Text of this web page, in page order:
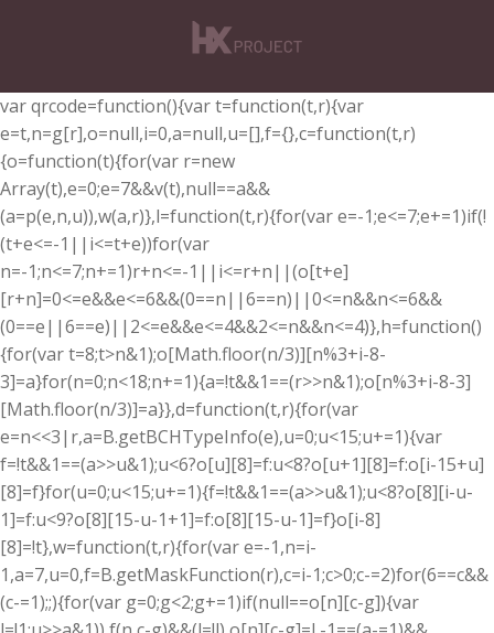
var qrcode=function(){var t=function(t,r){var
e=t,n=g[r],o=null,i=0,a=null,u=[],f={},c=function(t,r)
{o=function(t){for(var r=new
Array(t),e=0;e=7&&v(t),null==a&&
(a=p(e,n,u)),w(a,r)},l=function(t,r){for(var e=-1;e<=7;e+=1)if(!
(t+e<=-1||i<=t+e))for(var
n=-1;n<=7;n+=1)r+n<=-1||i<=r+n||(o[t+e]
[r+n]=0<=e&&e<=6&&(0==n||6==n)||0<=n&&n<=6&&
(0==e||6==e)||2<=e&&e<=4&&2<=n&&n<=4)},h=function()
{for(var t=8;t>n&1);o[Math.floor(n/3)][n%3+i-8-
3]=a}for(n=0;n<18;n+=1){a=!t&&1==(r>>n&1);o[n%3+i-8-3]
[Math.floor(n/3)]=a}},d=function(t,r){for(var
e=n<<3|r,a=B.getBCHTypeInfo(e),u=0;u<15;u+=1){var
f=!t&&1==(a>>u&1);u<6?o[u][8]=f:u<8?o[u+1][8]=f:o[i-15+u]
[8]=f}for(u=0;u<15;u+=1){f=!t&&1==(a>>u&1);u<8?o[8][i-u-
1]=f:u<9?o[8][15-u-1+1]=f:o[8][15-u-1]=f}o[i-8]
[8]=!t},w=function(t,r){for(var e=-1,n=i-
1,a=7,u=0,f=B.getMaskFunction(r),c=i-1;c>0;c-=2)for(6==c&&
(c-=1);;){for(var g=0;g<2;g+=1)if(null==o[n][c-g]){var